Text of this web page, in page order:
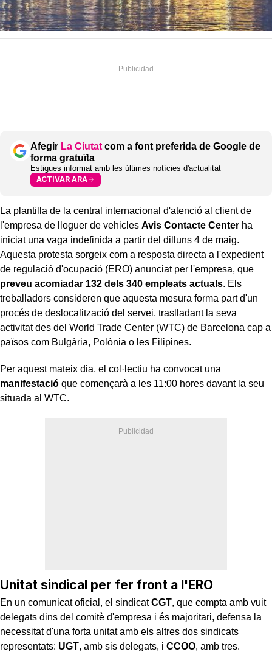
Afegir La Ciutat com a font preferida de Google de
forma gratuïta
Estigues informat amb les últimes notícies d'actualitat
ACTIVAR ARA
La plantilla de la central internacional d'atenció al client de
l'empresa de lloguer de vehicles Avis Contacte Center ha
iniciat una vaga indefinida a partir del dilluns 4 de maig.
Aquesta protesta sorgeix com a resposta directa a l'expedient
de regulació d'ocupació (ERO) anunciat per l'empresa, que
preveu acomiadar 132 dels 340 empleats actuals. Els
treballadors consideren que aquesta mesura forma part d'un
procés de deslocalització del servei, traslladant la seva
activitat des del World Trade Center (WTC) de Barcelona cap a
països com Bulgària, Polònia o les Filipines.
Per aquest mateix dia, el col·lectiu ha convocat una
manifestació que començarà a les 11:00 hores davant la seu
situada al WTC.
Unitat sindical per fer front a l'ERO
En un comunicat oficial, el sindicatCGT, que compta amb vuit
delegats dins del comitè d'empresa i és majoritari, defensa la
necessitat d'una forta unitat amb els altres dos sindicats
representats: UGT, amb sis delegats, i CCOO, amb tres.